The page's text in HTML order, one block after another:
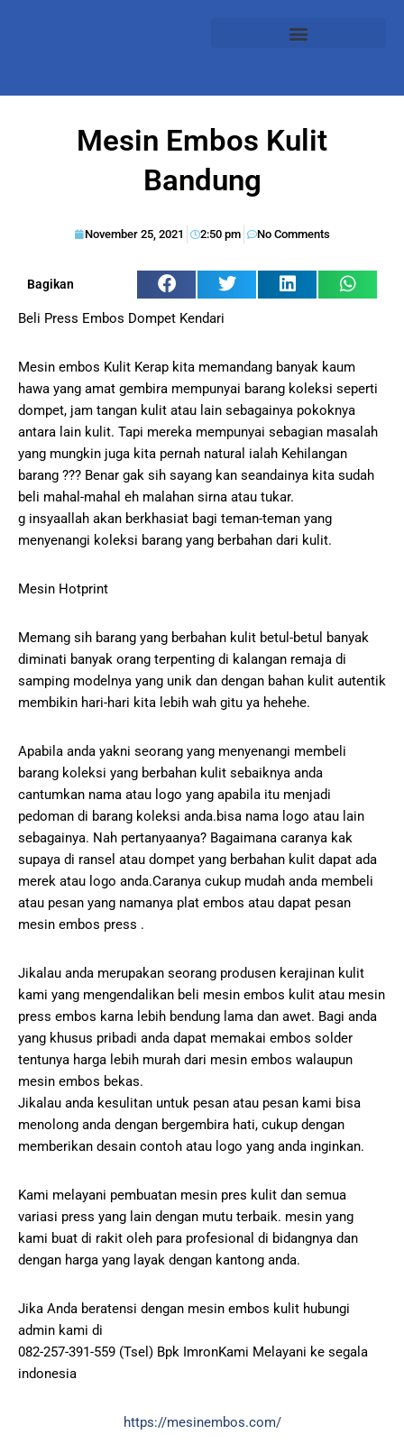
Mesin Embos Kulit
Bandung
November 25, 2021 2:50 pm No Comments
Bagikan
Beli Press Embos Dompet Kendari
Mesin embos Kulit Kerap kita memandang banyak kaum
hawa yang amat gembira mempunyai barang koleksi seperti
dompet, jam tangan kulit atau lain sebagainya pokoknya
antara lain kulit. Tapi mereka mempunyai sebagian masalah
yang mungkin juga kita pernah natural ialah Kehilangan
barang ??? Benar gak sih sayang kan seandainya kita sudah
beli mahal-mahal eh malahan sirna atau tukar.
g insyaallah akan berkhasiat bagi teman-teman yang
menyenangi koleksi barang yang berbahan dari kulit.
Mesin Hotprint
Memang sih barang yang berbahan kulit betul-betul banyak
diminati banyak orang terpenting di kalangan remaja di
samping modelnya yang unik dan dengan bahan kulit autentik
membikin hari-hari kita lebih wah gitu ya hehehe.
Apabila anda yakni seorang yang menyenangi membeli
barang koleksi yang berbahan kulit sebaiknya anda
cantumkan nama atau logo yang apabila itu menjadi
pedoman di barang koleksi anda.bisa nama logo atau lain
sebagainya. Nah pertanyaanya? Bagaimana caranya kak
supaya di ransel atau dompet yang berbahan kulit dapat ada
merek atau logo anda.Caranya cukup mudah anda membeli
atau pesan yang namanya plat embos atau dapat pesan
mesin embos press .
Jikalau anda merupakan seorang produsen kerajinan kulit
kami yang mengendalikan beli mesin embos kulit atau mesin
press embos karna lebih bendung lama dan awet. Bagi anda
yang khusus pribadi anda dapat memakai embos solder
tentunya harga lebih murah dari mesin embos walaupun
mesin embos bekas.
Jikalau anda kesulitan untuk pesan atau pesan kami bisa
menolong anda dengan bergembira hati, cukup dengan
memberikan desain contoh atau logo yang anda inginkan.
Kami melayani pembuatan mesin pres kulit dan semua
variasi press yang lain dengan mutu terbaik. mesin yang
kami buat di rakit oleh para profesional di bidangnya dan
dengan harga yang layak dengan kantong anda.
Jika Anda beratensi dengan mesin embos kulit hubungi
admin kami di
082-257-391-559 (Tsel) Bpk ImronKami Melayani ke segala
indonesia
https://mesinembos.com/